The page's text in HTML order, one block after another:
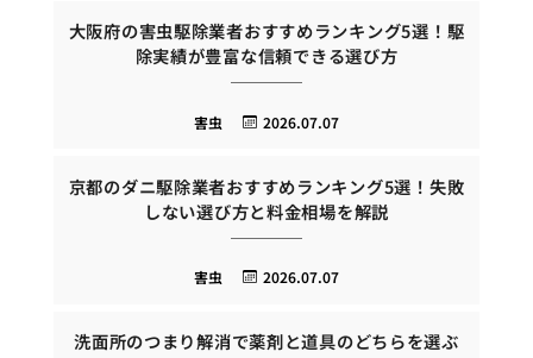
大阪府の害虫駆除業者おすすめランキング5選！駆
除実績が豊富な信頼できる選び方
2026.07.07
害虫
京都のダニ駆除業者おすすめランキング5選！失敗
しない選び方と料金相場を解説
2026.07.07
害虫
洗面所のつまり解消で薬剤と道具のどちらを選ぶ